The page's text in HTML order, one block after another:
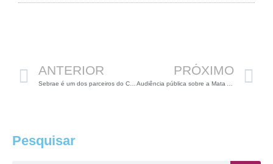
ANTERIOR PRÓXIMO
Pesquisar